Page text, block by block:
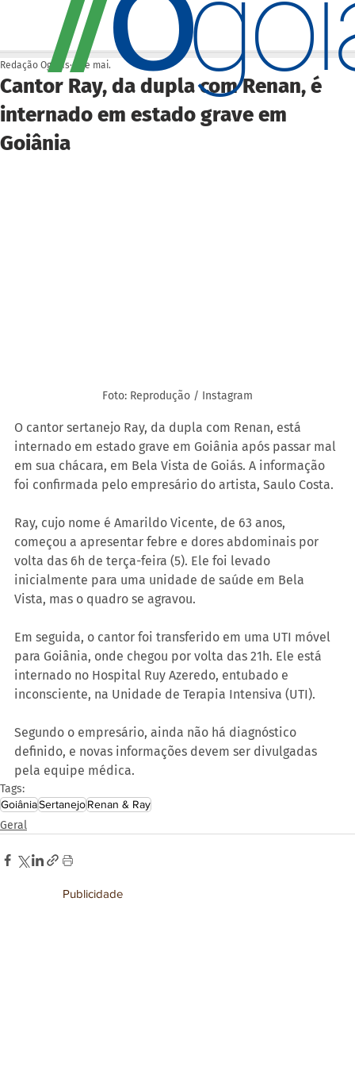
Cantor Ray, da dupla com Renan, é
internado em estado grave em
Goiânia
Redação Ogoiás 6 de mai.
Foto: Reprodução / Instagram
O cantor sertanejo Ray, da dupla com Renan, está
internado em estado grave em Goiânia após passar mal
em sua chácara, em Bela Vista de Goiás. A informação
foi confirmada pelo empresário do artista, Saulo Costa.
Ray, cujo nome é Amarildo Vicente, de 63 anos,
começou a apresentar febre e dores abdominais por
volta das 6h de terça-feira (5). Ele foi levado
inicialmente para uma unidade de saúde em Bela
Vista, mas o quadro se agravou.
Em seguida, o cantor foi transferido em uma UTI móvel
para Goiânia, onde chegou por volta das 21h. Ele está
internado no Hospital Ruy Azeredo, entubado e
inconsciente, na Unidade de Terapia Intensiva (UTI).
Segundo o empresário, ainda não há diagnóstico
definido, e novas informações devem ser divulgadas
pela equipe médica.
Tags:
GoiâniaSertanejoRenan & Ray
Geral
Publicidade